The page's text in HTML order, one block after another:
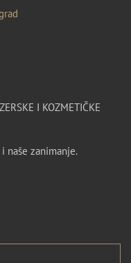
I KOZMETIČKE
naše zanimanje.